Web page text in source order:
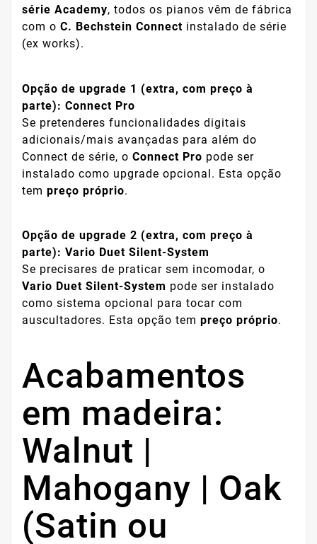
série Academy, todos os pianos vêm de fábrica
com o C. Bechstein Connect instalado de série
(ex works).
Opção de upgrade 1 (extra, com preço à
parte): Connect Pro
Se pretenderes funcionalidades digitais
adicionais/mais avançadas para além do
Connect de série, o Connect Pro pode ser
instalado como upgrade opcional. Esta opção
tem preço próprio.
Opção de upgrade 2 (extra, com preço à
parte): Vario Duet Silent-System
Se precisares de praticar sem incomodar, o
Vario Duet Silent-System pode ser instalado
como sistema opcional para tocar com
auscultadores. Esta opção tem preço próprio.
Acabamentos
em madeira:
Walnut |
Mahogany | Oak
(Satin ou